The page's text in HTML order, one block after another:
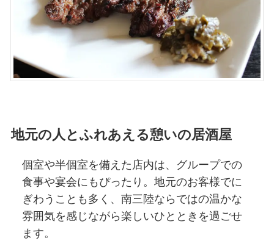
地元の人とふれあえる憩いの居酒屋
個室や半個室を備えた店内は、グループでの
食事や宴会にもぴったり。地元のお客様でに
ぎわうことも多く、南三陸ならではの温かな
雰囲気を感じながら楽しいひとときを過ごせ
ます。